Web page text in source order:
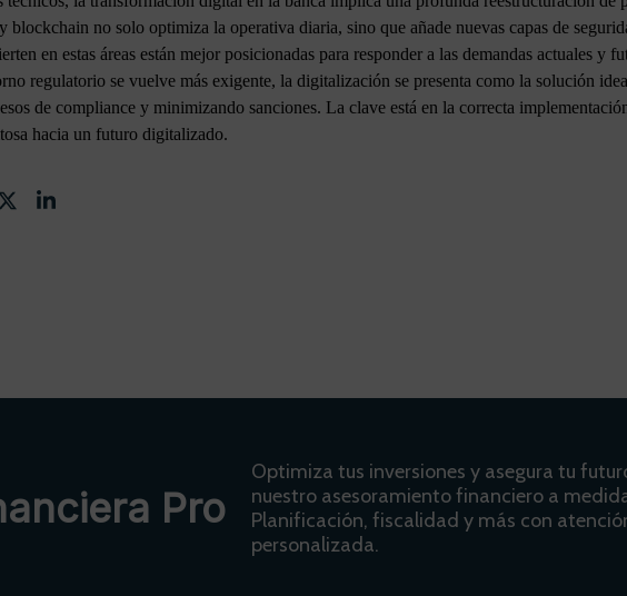
blockchain no solo optimiza la operativa diaria, sino que añade nuevas capas de
en estas áreas están mejor posicionadas para responder a las demandas actuales y
regulatorio se vuelve más exigente, la digitalización se presenta como la solución
de compliance y minimizando sanciones. La clave está en la correcta
hacia un futuro digitalizado.
Pro
Optimiza tus inversiones y asegura tu
nuestro asesoramiento financiero a
Planificación, fiscalidad y más con
personalizada.